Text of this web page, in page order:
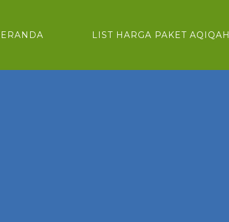
LIST HARGA PAKET AQIQAH